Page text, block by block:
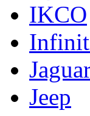
IKCO
Jeep